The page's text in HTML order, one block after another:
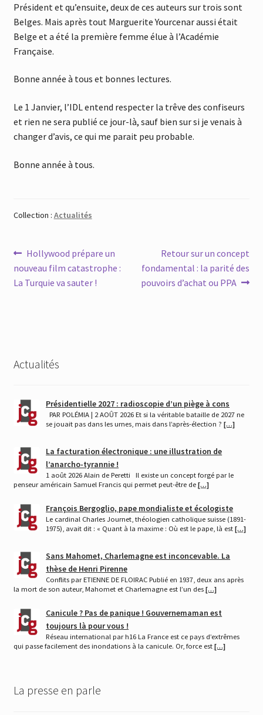
Président et qu’ensuite, deux de ces auteurs sur trois sont
Belges. Mais après tout Marguerite Yourcenar aussi était
Belge et a été la première femme élue à l’Académie
Française.
Bonne année à tous et bonnes lectures.
Le 1 Janvier, l’IDL entend respecter la trêve des confiseurs
et rien ne sera publié ce jour-là, sauf bien sur si je venais à
changer d’avis, ce qui me parait peu probable.
Bonne année à tous.
Collection : Actualités
Navigation
de
Article
précédent :
Hollywood prépare un
nouveau film catastrophe :
La Turquie va sauter !
Article
suivant :
Retour sur un concept
fondamental : la parité des
pouvoirs d’achat ou PPA
Actualités
Présidentielle 2027 : radioscopie d’un piège à cons
PAR POLÉMIA | 2 AOÛT 2026 Et si la véritable bataille de 2027 ne
se jouait pas dans les urnes, mais dans l’après-élection ?[…]
La facturation électronique : une illustration de
l’anarcho-tyrannie !
1 août 2026 Alain de Peretti Il existe un concept forgé par le
penseur américain Samuel Francis qui permet peut-être de […]
François Bergoglio, pape mondialiste et écologiste
Le cardinal Charles Journet, théologien catholique suisse (1891-
1975), avait dit : « Quant à la maxime : Où est le pape, là est[…]
Sans Mahomet, Charlemagne est inconcevable. La
thèse de Henri Pirenne
Conflits par ETIENNE DE FLOIRAC Publié en 1937, deux ans après
la mort de son auteur, Mahomet et Charlemagne est l’un des […]
Canicule ? Pas de panique ! Gouvernemaman est
toujours là pour vous !
Réseau international par h16 La France est ce pays d’extrêmes
qui passe facilement des inondations à la canicule. Or, force est […]
La presse en parle